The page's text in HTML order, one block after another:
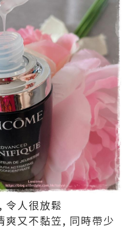
令人很放鬆
爽又不黏笠, 同時帶少